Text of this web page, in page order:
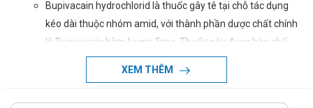
Bupivacain hydrochlorid là thuốc gây tê tại chỗ tác dụng
kéo dài thuộc nhóm amid, với thành phần dược chất chính
là Bupivacain hàm lượng 5mg. Thuốc này được bào chế
dưới dạng dung dịch tiêm, chỉ dùng để tiêm tủy sống, có
công dụng giúp gây tê tủy sống để phẫu thuật
Chỉ định:
XEM THÊM